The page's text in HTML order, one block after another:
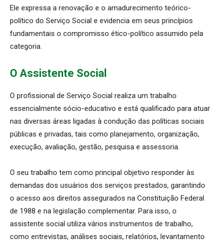
Ele expressa a renovação e o amadurecimento teórico-
político do Serviço Social e evidencia em seus princípios
fundamentais o compromisso ético-político assumido pela
categoria.
O Assistente Social
O profissional de Serviço Social realiza um trabalho
essencialmente sócio-educativo e está qualificado para atuar
nas diversas áreas ligadas à condução das políticas sociais
públicas e privadas, tais como planejamento, organização,
execução, avaliação, gestão, pesquisa e assessoria.
O seu trabalho tem como principal objetivo responder às
demandas dos usuários dos serviços prestados, garantindo
o acesso aos direitos assegurados na Constituição Federal
de 1988 e na legislação complementar. Para isso, o
assistente social utiliza vários instrumentos de trabalho,
como entrevistas, análises sociais, relatórios, levantamento